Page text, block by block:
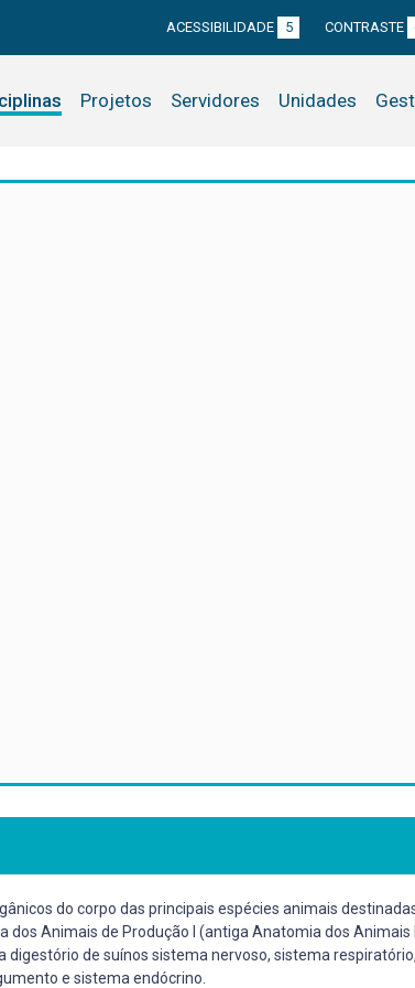
ACESSIBILIDADE 5 CONTRASTE
Projetos Servidores Unidades
do corpo das principais espécies animais
Animais de Produção I (antiga Anatomia dos Animais
de suínos sistema nervoso, sistema
e sistema endócrino.